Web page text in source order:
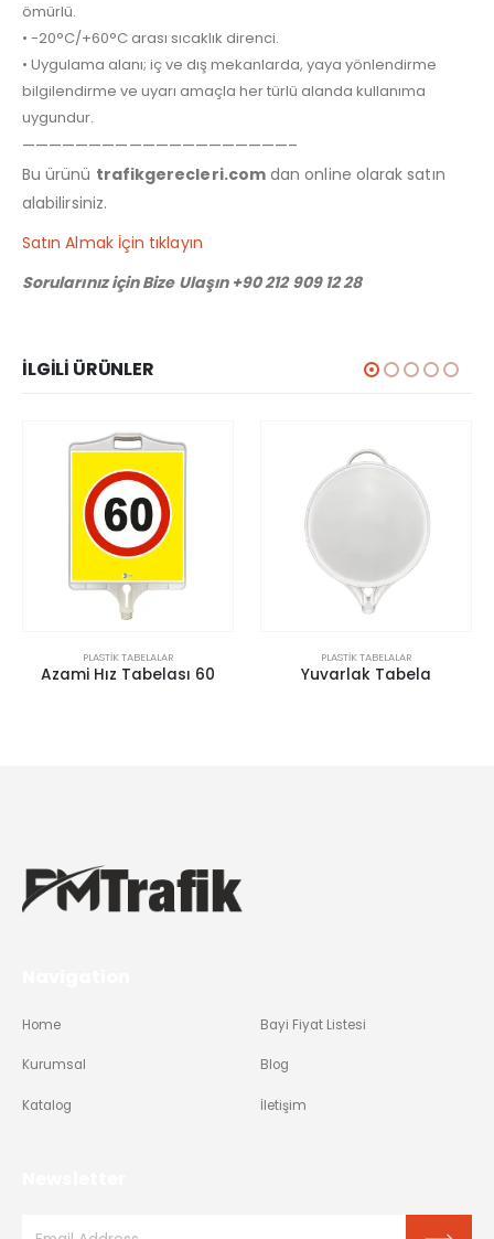
ömürlü.
• -20°C/+60°C arası sıcaklık direnci.
• Uygulama alanı; iç ve dış mekanlarda, yaya yönlendirme
bilgilendirme ve uyarı amaçla her türlü alanda kullanıma
uygundur.
————————————————————–
Bu ürünü trafikgerecleri.comdan online olarak satın
alabilirsiniz.
Satın Almak İçin tıklayın
Sorularınız için Bize Ulaşın +90 212 909 12 28
İLGILI ÜRÜNLER
60 Yuvarlak Tabela Uyarı
Home
Kurumsal
Katalog
Bayi Fiyat Listesi
Blog
İletişim